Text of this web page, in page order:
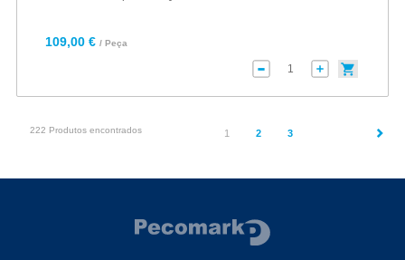
109,00 € / Peça
222 Produtos encontrados 1 (current)
2 3